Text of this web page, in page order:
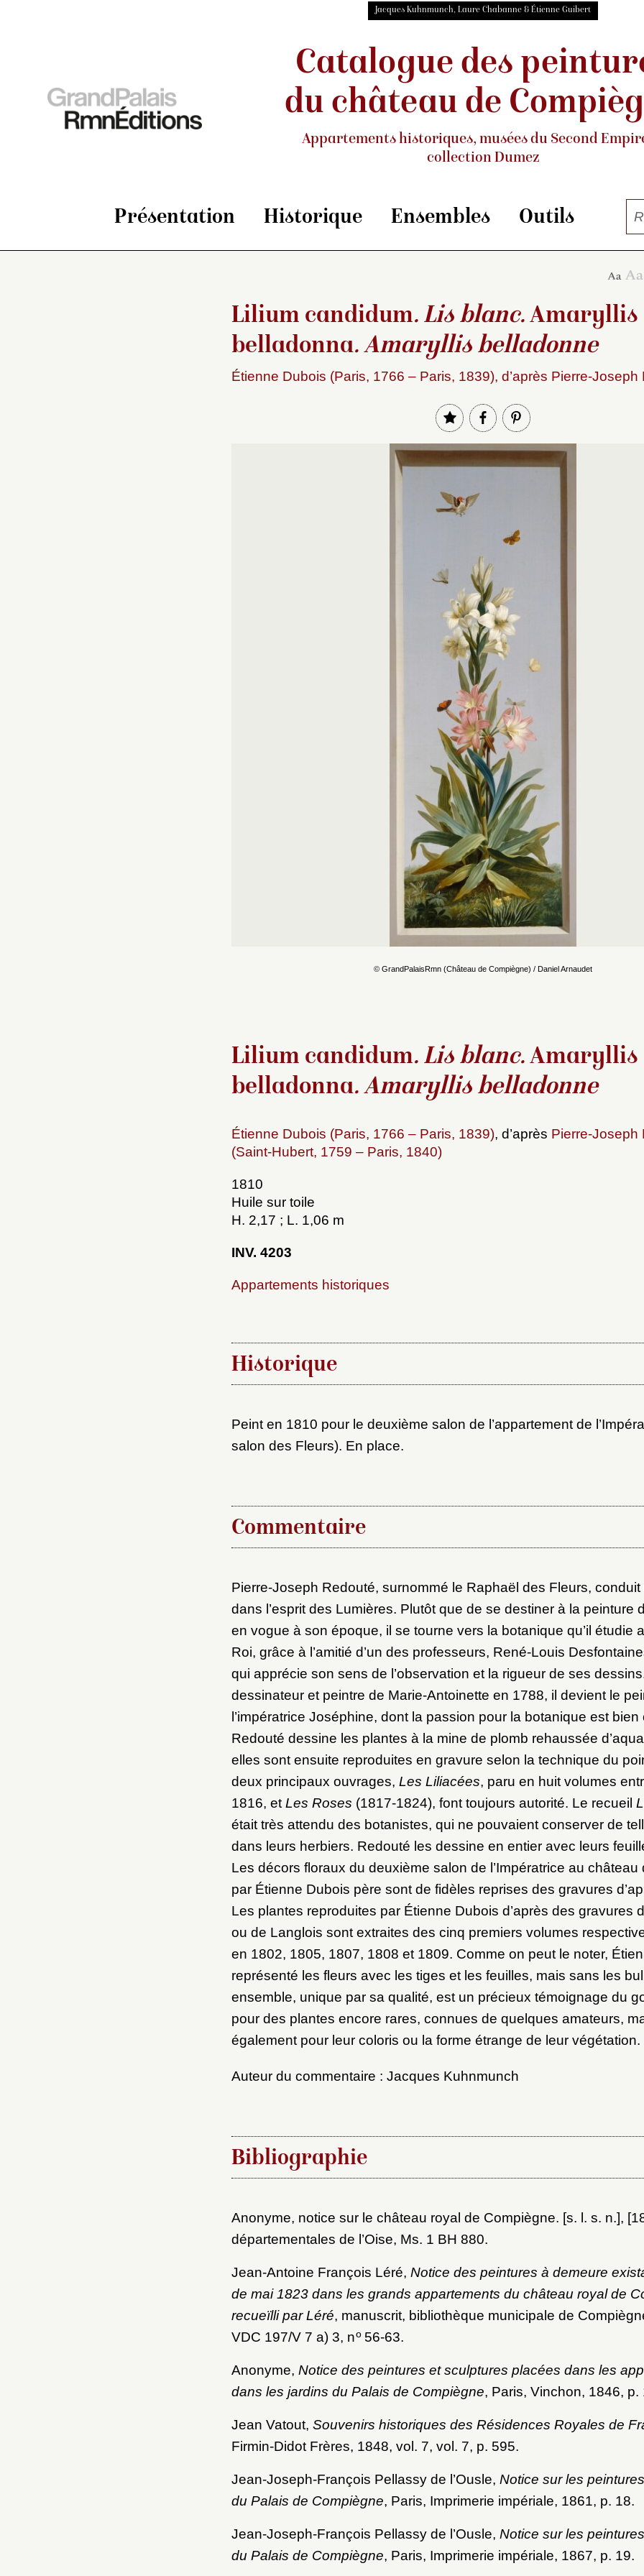
Jacques Kuhnmunch, Laure Chabanne & Étienne Guibert
Catalogue des
du château de
Appartements historiques, muséesdu Second
collection Dumez
Présentation Historique Ensembles Outils
Lilium candidum. Lis blanc. Amaryllis
belladonna. Amaryllis belladonne
© GrandPalaisRmn (Château de Compiègne) / Daniel Arnaudet
Lilium candidum. Lis blanc. Amaryllis
belladonna. Amaryllis belladonne
Étienne Dubois (Paris, 1766 – Paris, 1839), d’après Pierre-Joseph
(Saint-Hubert, 1759 – Paris, 1840)
1810
Huile sur toile
H. 2,17 ; L. 1,06 m
INV. 4203
Appartements historiques
Historique
Peint en 1810 pour le deuxième salon de l’appartement de
salon des Fleurs). En place.
Commentaire
Pierre-Joseph Redouté, surnommé le Raphaël des Fleurs, conduit
dans l’esprit des Lumières. Plutôt que de se destiner à la peinture
en vogue à son époque, il se tourne vers la botanique qu’il étudie
Roi, grâce à l’amitié d’un des professeurs, René-Louis
qui apprécie son sens de l’observation et la rigueur de ses
dessinateur et peintre de Marie-Antoinette en 1788, il devient le
l’impératrice Joséphine, dont la passion pour la botanique est bien
Redouté dessine les plantes à la mine de plomb rehaussée
elles sont ensuite reproduites en gravure selon la technique du
deux principaux ouvrages, Les Liliacées, paru en huit volumes
1816, et Les Roses (1817-1824), font toujours autorité. Le recueil
était très attendu des botanistes, qui ne pouvaient conserver de
dans leurs herbiers. Redouté les dessine en entier avec leurs
Les décors floraux du deuxième salon de l’Impératrice au château
par Étienne Dubois père sont de fidèles reprises des gravures
Les plantes reproduites par Étienne Dubois d’après des gravures
ou de Langlois sont extraites des cinq premiers volumes
en 1802, 1805, 1807, 1808 et 1809. Comme on peut le noter,
représenté les fleurs avec les tiges et les feuilles, mais sans les
ensemble, unique par sa qualité, est un précieux témoignage du
pour des plantes encore rares, connues de quelques amateurs,
également pour leur coloris ou la forme étrange de leur végétation.
Auteur du commentaire : Jacques Kuhnmunch
Bibliographie
Anonyme, notice sur le château royal de Compiègne. [s. l. s. n.],
départementales de l’Oise, Ms. 1 BH 880.
Jean-Antoine François Léré, Notice des peintures à demeure
de mai 1823 dans les grands appartements du château royal de
recueïlli par Léré, manuscrit, bibliothèque municipale de
VDC 197/V 7 a) 3, no56-63.
Anonyme, Notice des peintures et sculptures placées dans les
dans les jardins du Palais de Compiègne, Paris, Vinchon, 1846, p.
Jean Vatout, Souvenirs historiques des Résidences Royales de
Firmin-Didot Frères, 1848, vol. 7, vol. 7, p. 595.
Jean-Joseph-François Pellassy de l’Ousle, Notice sur les
du Palais de Compiègne, Paris, Imprimerie impériale, 1861, p. 18.
Jean-Joseph-François Pellassy de l’Ousle, Notice sur les
du Palais de Compiègne, Paris, Imprimerie impériale, 1867, p. 19.
Choix du dossier où ajouter la
Nom du dossier
Valider
Nouveau dossier
Créer et ajouter
Courriel
Mot de passe
Envoyer
Vous avez oublié votre mot de passe ?
Cliquez ici